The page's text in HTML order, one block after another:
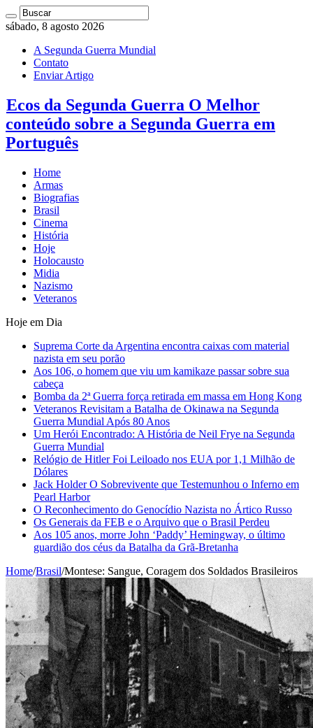
sábado, 8 agosto 2026
A Segunda Guerra Mundial
Contato
Enviar Artigo
Ecos da Segunda Guerra O Melhor
conteúdo sobre a Segunda Guerra em
Português
Home
Armas
Biografias
Brasil
Cinema
História
Hoje
Holocausto
Midia
Nazismo
Veteranos
Hoje em Dia
Suprema Corte da Argentina encontra caixas com material
nazista em seu porão
Aos 106, o homem que viu um kamikaze passar sobre sua
cabeça
Bomba da 2ª Guerra força retirada em massa em Hong Kong
Veteranos Revisitam a Batalha de Okinawa na Segunda
Guerra Mundial Após 80 Anos
Um Herói Encontrado: A História de Neil Frye na Segunda
Guerra Mundial
Relógio de Hitler Foi Leiloado nos EUA por 1,1 Milhão de
Dólares
Jack Holder O Sobrevivente que Testemunhou o Inferno em
Pearl Harbor
O Reconhecimento do Genocídio Nazista no Ártico Russo
Os Generais da FEB e o Arquivo que o Brasil Perdeu
Aos 105 anos, morre John ‘Paddy’ Hemingway, o último
guardião dos céus da Batalha da Grã-Bretanha
Home/Brasil/Montese: Sangue, Coragem dos Soldados Brasileiros